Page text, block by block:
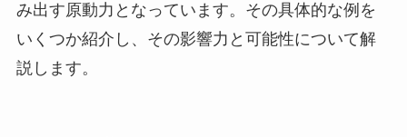
み出す原動力となっています。その具体的な例を
いくつか紹介し、その影響力と可能性について解
説します。